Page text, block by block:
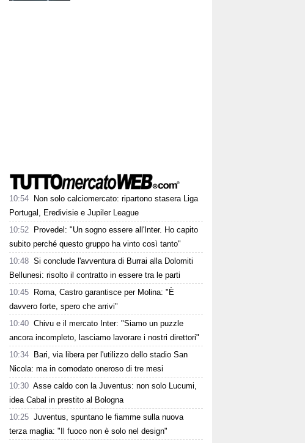
10:54
Non solo calciomercato: ripartono stasera Liga
Portugal, Eredivisie e Jupiler League
10:52
Provedel: "Un sogno essere all'Inter. Ho capito
subito perché questo gruppo ha vinto così tanto"
10:48 Si conclude l'avventura di Burrai alla Dolomiti
Bellunesi: risolto il contratto in essere tra le parti
10:45
Roma, Castro garantisce per Molina: "È
davvero forte, spero che arrivi"
10:40 Chivu e il mercato Inter: "Siamo un puzzle
ancora incompleto, lasciamo lavorare i nostri direttori"
10:34
Bari, via libera per l'utilizzo dello stadio San
Nicola: ma in comodato oneroso di tre mesi
10:30 Asse caldo con la Juventus: non solo Lucumi,
idea Cabal in prestito al Bologna
10:25 Juventus, spuntano le fiamme sulla nuova
terza maglia: "Il fuoco non è solo nel design"